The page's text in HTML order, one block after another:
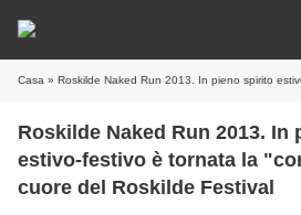
Casa » Roskilde Naked Run 2013. In pieno spirito estivo-festivo è tornata
Roskilde Naked Run 2013. In
estivo-festivo è tornata la
cuore del Roskilde Festival